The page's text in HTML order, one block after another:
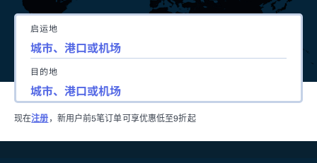
启运地
目的地
现在注册 ，新用户前5笔订单可享优惠低至9折起